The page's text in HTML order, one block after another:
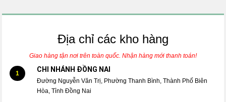
Địa chỉ các kho hàng
Giao hàng tận nơi trên toàn quốc. Nhận hàng mới thanh toán!
1 CHI NHÁNH ĐỒNG NAI
Đường Nguyễn Văn Trị, Phường Thanh Bình, Thành Phố Biên
Hòa, Tỉnh Đồng Nai